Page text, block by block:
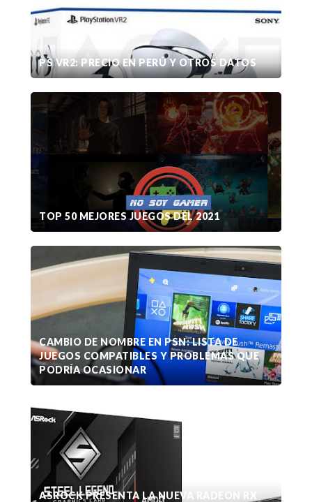
PS VR2: PRECIO EN PERÚ Y OTROS DATOS
TOP 50 MEJORES JUEGOS DEL 2021
CAMBIO DE NOMBRE EN PSN: LISTA DE
JUEGOS COMPATIBLES Y PROBLEMAS QUE
PODRÍA OCASIONAR
ASROCK PRESENTA LA NUEVA RADEON RX